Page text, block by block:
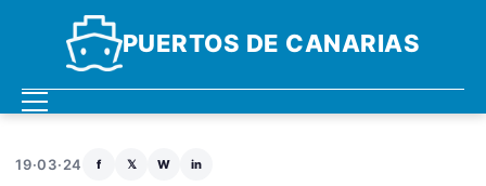
PUERTOS DE CANARIAS
19·03·24 f 𝕏 W in